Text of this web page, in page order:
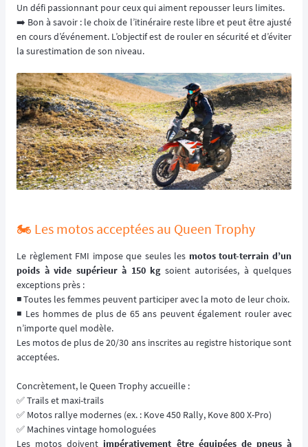
Un défi passionnant pour ceux qui aiment repousser leurs limites.
➡️ Bon à savoir : le choix de l’itinéraire reste libre et peut être ajusté
en cours d’événement. L’objectif est de rouler en sécurité et d’éviter
la surestimation de son niveau.
🏍️ Les motos acceptées au Queen Trophy
Le règlement FMI impose que seules les motos tout-terrain d’un
poids à vide supérieur à 150 kgsoient autorisées, à quelques
exceptions près :
◾️ Toutes les femmes peuvent participer avec la moto de leur choix.
◾️ Les hommes de plus de 65 ans peuvent également rouler avec
n’importe quel modèle.
Les motos de plus de 20/30 ans inscrites au registre historique sont
acceptées.
Concrètement, le Queen Trophy accueille :
✅ Trails et maxi-trails
✅ Motos rallye modernes (ex. : Kove 450 Rally, Kove 800 X-Pro)
✅ Machines vintage homologuées
Les motos doiventimpérativement être équipées de pneus à